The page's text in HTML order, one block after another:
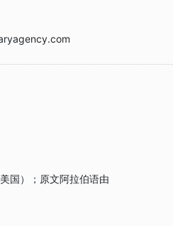
国）；原文阿拉伯语由